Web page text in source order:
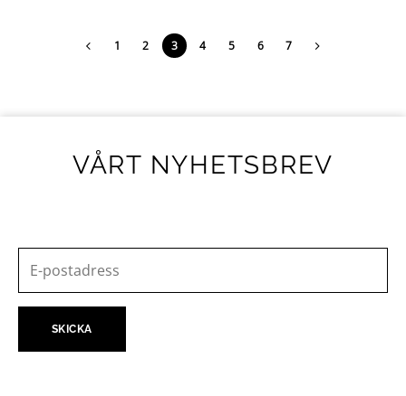
1 2 3 4 5 6 7
VÅRT NYHETSBREV